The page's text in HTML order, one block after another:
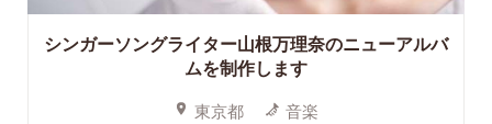
シンガーソングライター山根万理奈のニューアルバ
ムを制作します
東京都 音楽